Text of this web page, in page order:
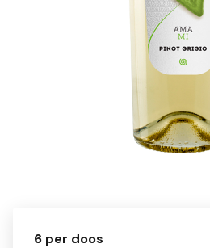
6 per doos